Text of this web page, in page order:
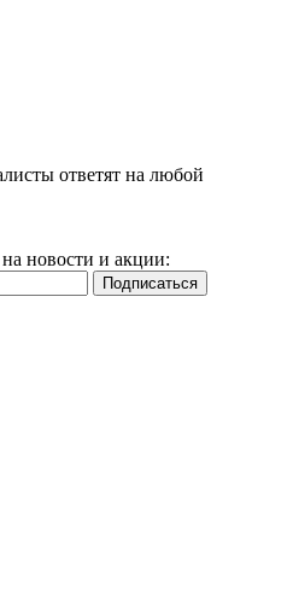
ответят на любой
новости и акции: